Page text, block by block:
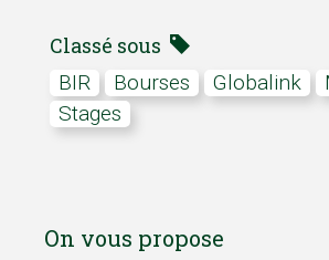
Classé sous
BIR bourses Globalink
stages
On vous propose